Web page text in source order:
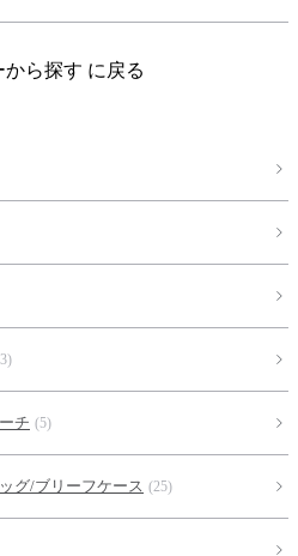
から探す に戻る
チ (5)
グ/ブリーフケース (25)